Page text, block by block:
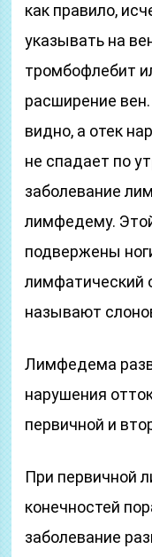
как правило,
указывать на
тромбофлебит
расширение
видно, а отек
не спадает по
заболевание
лимфедему.
подвержены
лимфатический
называют
Лимфедема
нарушения
первичной и
При первичной
конечностей
заболевание